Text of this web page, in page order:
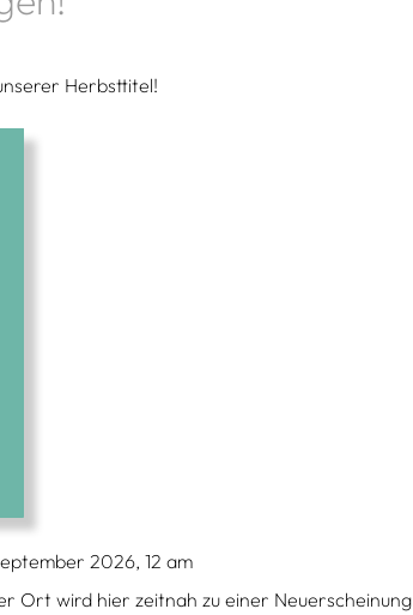
Herbsttitel!
2026, 12 am
Ort wird hier zeitnah zu einer Neuerscheinung